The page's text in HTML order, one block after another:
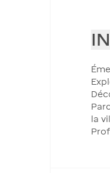
la